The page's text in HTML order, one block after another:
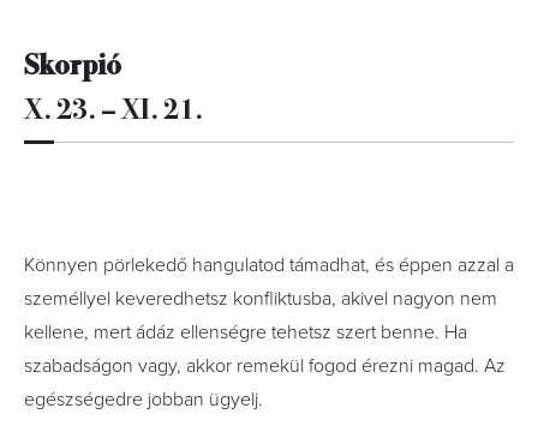
Skorpió
X. 23. – XI. 21.
Könnyen pörlekedő hangulatod támadhat, és éppen azzal a
személlyel keveredhetsz konfliktusba, akivel nagyon nem
kellene, mert ádáz ellenségre tehetsz szert benne. Ha
szabadságon vagy, akkor remekül fogod érezni magad. Az
egészségedre jobban ügyelj.